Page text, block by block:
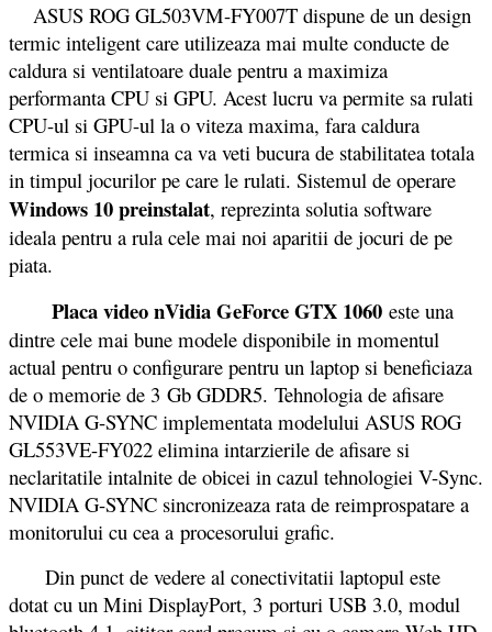
ASUS ROG GL503VM-FY007T dispune de un design
termic inteligent care utilizeaza mai multe conducte de
caldura si ventilatoare duale pentru a maximiza
performanta CPU si GPU. Acest lucru va permite sa rulati
CPU-ul si GPU-ul la o viteza maxima, fara caldura
termica si inseamna ca va veti bucura de stabilitatea totala
in timpul jocurilor pe care le rulati. Sistemul de operare
Windows 10 preinstalat, reprezinta solutia software
ideala pentru a rula cele mai noi aparitii de jocuri de pe
piata.
Placa video nVidia GeForce GTX 1060 este una
dintre cele mai bune modele disponibile in momentul
actual pentru o configurare pentru un laptop si beneficiaza
de o memorie de 3 Gb GDDR5. Tehnologia de afisare
NVIDIA G-SYNC implementata modelului ASUS ROG
GL553VE-FY022 elimina intarzierile de afisare si
neclaritatile intalnite de obicei in cazul tehnologiei V-Sync.
NVIDIA G-SYNC sincronizeaza rata de reimprospatare a
monitorului cu cea a procesorului grafic.
Din punct de vedere al conectivitatii laptopul este
dotat cu un Mini DisplayPort, 3 porturi USB 3.0, modul